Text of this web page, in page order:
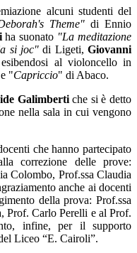
alcuni studenti del
Theme"di Ennio
ha suonato "La meditazione
si joc"di Ligeti,Giovanni
al violoncello in
"Capriccio" di Abaco.
Galimbertiche si è detto
nella sala in cui vengono
che hanno partecipato
correzione delle prove:
Colombo, Prof.ssa Claudia
anche ai docenti
della prova: Prof.ssa
Prof. Carlo Perelli e al Prof.
infine, per il supporto
Liceo “E. Cairoli”.